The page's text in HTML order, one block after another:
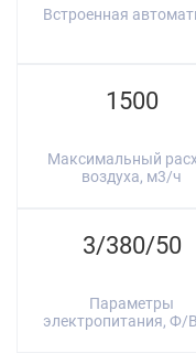
Встроенная
1500
Максимальный
воздуха, м3/ч
3/380/50
Параметры
электропитания, Ф/